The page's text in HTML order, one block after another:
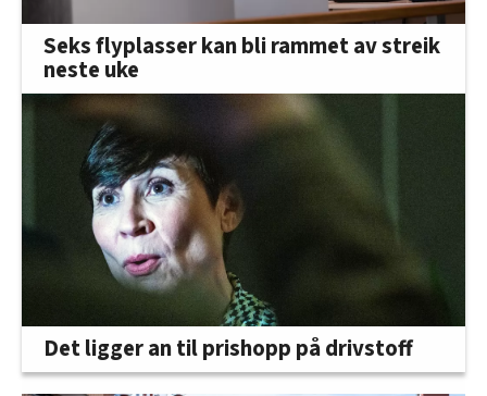
Seks flyplasser kan bli rammet av streik
neste uke
Det ligger an til prishopp på drivstoff